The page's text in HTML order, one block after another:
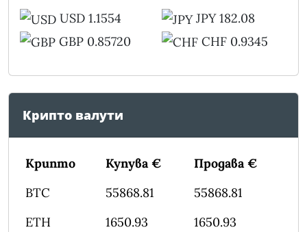
USD 1.1554
GBP 0.85720
JPY 182.08
CHF 0.9345
Крипто валути
Крипто Купува €
Продава €
BTC
55868.81
55868.81
ETH
1650.93
1650.93